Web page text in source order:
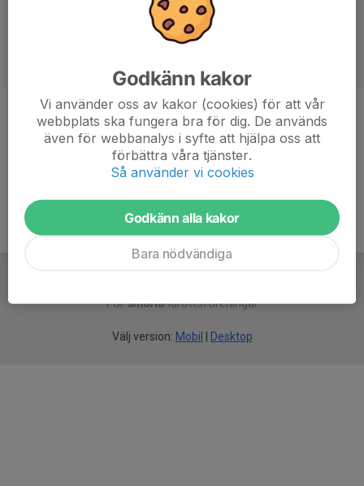
Position
-
77 år
Försmartaidrottsföreningar
Välj version: Mobil Desktop
Godkänn kakor
Vi använder oss av kakor (cookies) för att vår
webbplats ska fungera bra för dig. De används
även för webbanalys i syfte att hjälpa oss att
förbättra våra tjänster.
Så använder vi cookies
Godkänn alla kakor
Bara nödvändiga